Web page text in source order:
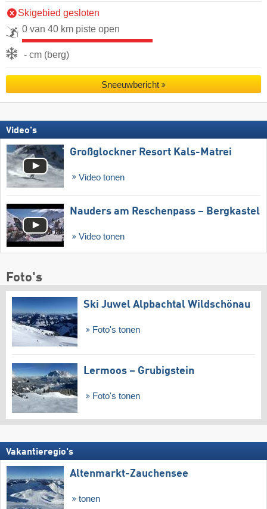
Skigebied gesloten
0 van 40 km piste open
- cm (berg)
Sneeuwbericht
Video's
Großglockner Resort Kals-Matrei
Video tonen
Nauders am Reschenpass – Bergkastel
Video tonen
Foto's
Ski Juwel Alpbachtal Wildschönau
Foto's tonen
Lermoos – Grubigstein
Foto's tonen
Vakantieregio's
Altenmarkt-Zauchensee
tonen